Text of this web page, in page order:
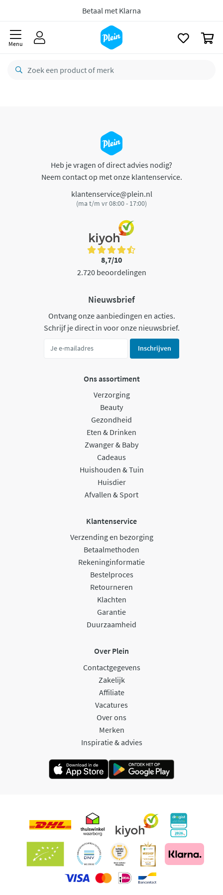
Betaal met Klarna
Menu
Heb je vragen of direct advies nodig?
Neem contact op met onze klantenservice.
klantenservice@plein.nl
(ma t/m vr 08:00 - 17:00)
8,7/10
2.720 beoordelingen
Nieuwsbrief
Ontvang onze aanbiedingen en acties.
Schrijf je direct in voor onze nieuwsbrief.
Inschrijven
Ons assortiment
Verzorging
Beauty
Gezondheid
Eten & Drinken
Zwanger & Baby
Cadeaus
Huishouden & Tuin
Huisdier
Afvallen & Sport
Klantenservice
Verzending en bezorging
Betaalmethoden
Rekeninginformatie
Bestelproces
Retourneren
Klachten
Garantie
Duurzaamheid
Over Plein
Contactgegevens
Zakelijk
Affiliate
Vacatures
Over ons
Merken
Inspiratie & advies